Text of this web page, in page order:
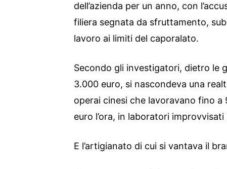
dell’azienda per un anno, con
filiera segnata da sfruttamento,
lavoro ai limiti del caporalato.
Secondo gli investigatori, dietro le
3.000 euro, si nascondeva una
operai cinesi che lavoravano fino
euro l’ora, in laboratori
E l’artigianato di cui si vantava il